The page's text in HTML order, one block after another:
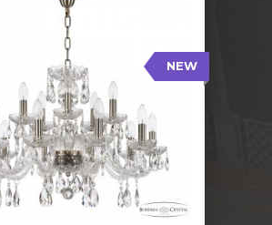
NEW
117/10+5/240 Pa
Тип: Стеклянный рожок
Цвет арматуры: Патина/
Кол-во ламп: 15
Диаметр: 70 см